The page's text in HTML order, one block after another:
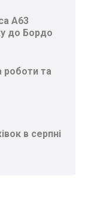
A63
до Бордо
роботи та
в серпні